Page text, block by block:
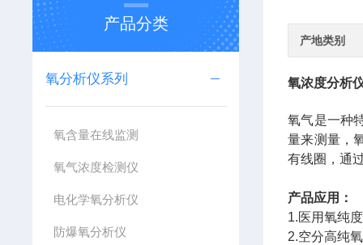
产品分类
氧分析仪系列
氧含量在线监测
氧气浓度检测仪
电化学氧分析仪
防爆氧分析仪
产地类别
氧浓度分析
氧气是一种
量来测量，
有线圈，通
产品应用：
1.医用氧纯
2.空分高纯